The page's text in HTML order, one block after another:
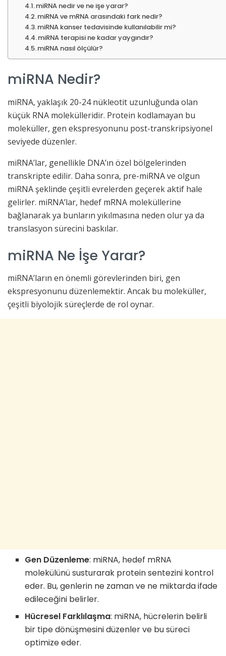
miRNA nedir ve ne işe yarar?
miRNA ve mRNA arasındaki fark nedir?
miRNA kanser tedavisinde kullanılabilir mi?
miRNA terapisi ne kadar yaygındır?
miRNA nasıl ölçülür?
miRNA Nedir?
miRNA, yaklaşık 20-24 nükleotit uzunluğunda olan
küçük RNA molekülleridir. Protein kodlamayan bu
moleküller, gen ekspresyonunu post-transkripsiyonel
seviyede düzenler.
miRNA’lar, genellikle DNA’ın özel bölgelerinden
transkripte edilir. Daha sonra, pre-miRNA ve olgun
miRNA şeklinde çeşitli evrelerden geçerek aktif hale
gelirler. miRNA’lar, hedef mRNA moleküllerine
bağlanarak ya bunların yıkılmasına neden olur ya da
translasyon sürecini baskılar.
miRNA Ne İşe Yarar?
miRNA’ların en önemli görevlerinden biri, gen
ekspresyonunu düzenlemektir. Ancak bu moleküller,
çeşitli biyolojik süreçlerde de rol oynar.
Gen Düzenleme: miRNA, hedef mRNA
molekülünü susturarak protein sentezini kontrol
eder. Bu, genlerin ne zaman ve ne miktarda ifade
edileceğini belirler.
Hücresel Farklılaşma: miRNA, hücrelerin belirli
bir tipe dönüşmesini düzenler ve bu süreci
optimize eder.